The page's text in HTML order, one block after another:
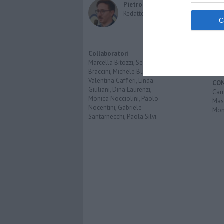
Pietro Mattonai
Redattore
Collaboratori
Marcella Bitozzi, Sergio
Braccini, Michele Bufalino,
Valentina Caffieri, Linda
Giuliani, Dina Laurenzi,
Monica Nocciolini, Paolo
Nocentini, Gabriele
Santarnecchi, Paola Silvi.